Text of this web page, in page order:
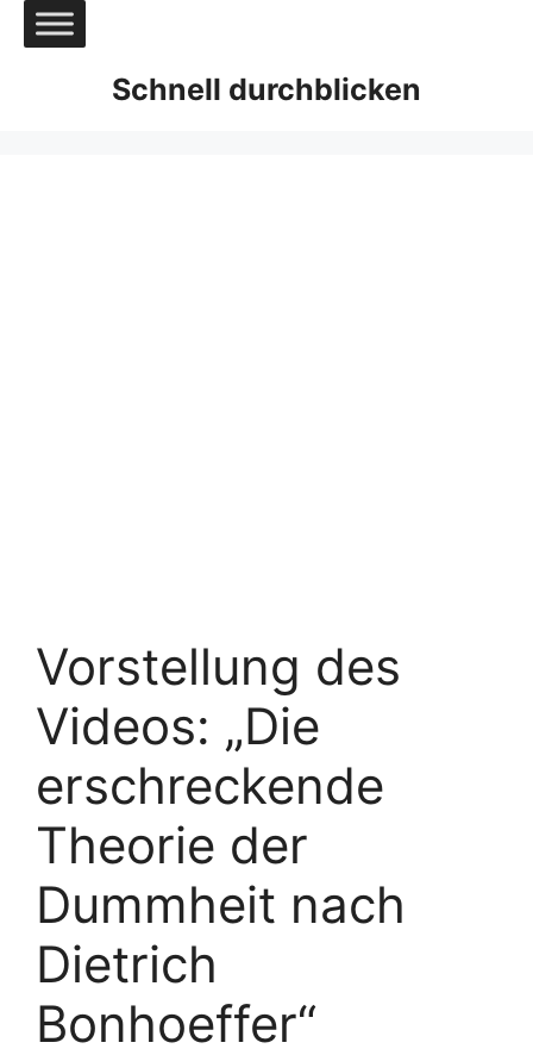
Zum
Inhalt
Schnell durchblicken
Vorstellung des
Videos: „Die
erschreckende
Theorie der
Dummheit nach
Dietrich
Bonhoeffer“